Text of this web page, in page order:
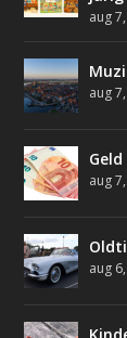
aug
aug
aug
aug